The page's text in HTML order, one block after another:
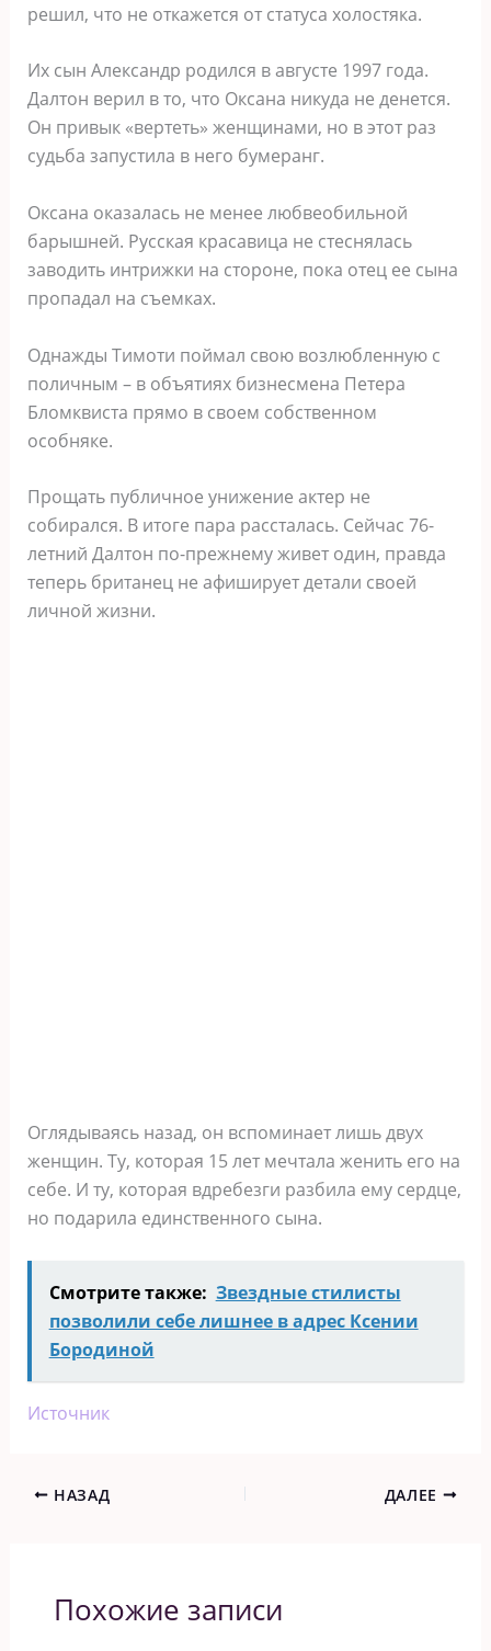
решил, что не откажется от статуса холостяка.
Их сын Александр родился в августе 1997 года.
Далтон верил в то, что Оксана никуда не денется.
Он привык «вертеть» женщинами, но в этот раз
судьба запустила в него бумеранг.
Оксана оказалась не менее любвеобильной
барышней. Русская красавица не стеснялась
заводить интрижки на стороне, пока отец ее сына
пропадал на съемках.
Однажды Тимоти поймал свою возлюбленную с
поличным – в объятиях бизнесмена Петера
Бломквиста прямо в своем собственном
особняке.
Прощать публичное унижение актер не
собирался. В итоге пара рассталась. Сейчас 76-
летний Далтон по-прежнему живет один, правда
теперь британец не афиширует детали своей
личной жизни.
Оглядываясь назад, он вспоминает лишь двух
женщин. Ту, которая 15 лет мечтала женить его на
себе. И ту, которая вдребезги разбила ему сердце,
но подарила единственного сына.
Смотрите также: Звездные стилисты
позволили себе лишнее в адрес Ксении
Бородиной
Источник
НАЗАД ДАЛЕЕ
Похожие записи